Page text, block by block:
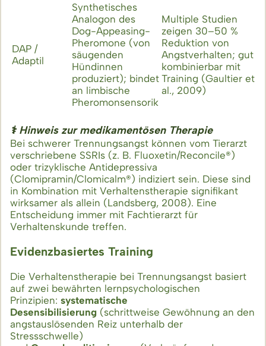
DAP /
Adaptil
Synthetisches
Analogon des
Dog-Appeasing-
Pheromone (von
säugenden
Hündinnen
produziert); bindet
an limbische
Pheromonsensorik
Multiple Studien
zeigen 30–50 %
Reduktion von
Angstverhalten; gut
kombinierbar mit
Training (Gaultier et
al., 2009)
⚕️ Hinweis zur medikamentösen Therapie
Bei schwerer Trennungsangst können vom Tierarzt
verschriebene SSRIs (z. B. Fluoxetin/Reconcile®)
oder trizyklische Antidepressiva
(Clomipramin/Clomicalm®) indiziert sein. Diese sind
in Kombination mit Verhaltenstherapie signifikant
wirksamer als allein (Landsberg, 2008). Eine
Entscheidung immer mit Fachtierarzt für
Verhaltenskunde treffen.
Evidenzbasiertes Training
Die Verhaltenstherapie bei Trennungsangst basiert
auf zwei bewährten lernpsychologischen
Prinzipien: systematische
Desensibilisierung (schrittweise Gewöhnung an den
angstauslösenden Reiz unterhalb der
Stressschwelle)